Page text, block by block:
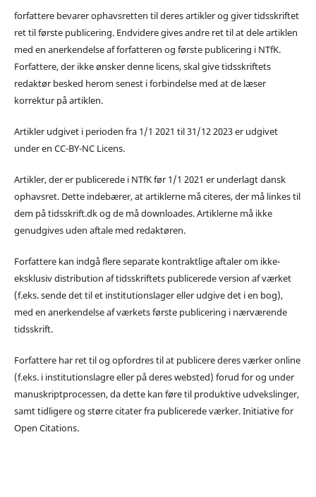
forfattere bevarer ophavsretten til deres artikler og giver tidsskriftet
ret til første publicering. Endvidere gives andre ret til at dele artiklen
med en anerkendelse af forfatteren og første publicering i NTfK.
Forfattere, der ikke ønsker denne licens, skal give tidsskriftets
redaktør besked herom senest i forbindelse med at de læser
korrektur på artiklen.
Artikler udgivet i perioden fra 1/1 2021 til 31/12 2023 er udgivet
under en CC-BY-NC Licens.
Artikler, der er publicerede i NTfK før 1/1 2021 er underlagt dansk
ophavsret. Dette indebærer, at artiklerne må citeres, der må linkes til
dem på tidsskrift.dk og de må downloades. Artiklerne må ikke
genudgives uden aftale med redaktøren.
Forfattere kan indgå flere separate kontraktlige aftaler om ikke-
eksklusiv distribution af tidsskriftets publicerede version af værket
(f.eks. sende det til et institutionslager eller udgive det i en bog),
med en anerkendelse af værkets første publicering i nærværende
tidsskrift.
Forfattere har ret til og opfordres til at publicere deres værker online
(f.eks. i institutionslagre eller på deres websted) forud for og under
manuskriptprocessen, da dette kan føre til produktive udvekslinger,
samt tidligere og større citater fra publicerede værker. Initiative for
Open Citations.